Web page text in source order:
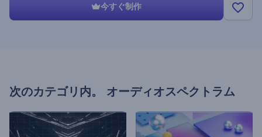
今すぐ制作
次のカテゴリ内。 オーディオスペクトラム